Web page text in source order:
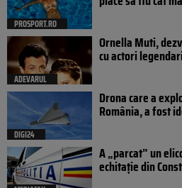
PROSPORT.RO
ADEVARUL
Ornella Muti,
cu actori
DIGI24
Drona care a
România, a fost
A „parcat” un
echitație din